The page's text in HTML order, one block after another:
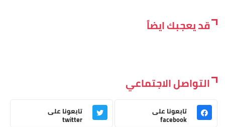
قد يعجبك ايضاً
التواصل الاجتماعي
تابعونا على
facebook
تابعونا على
twitter